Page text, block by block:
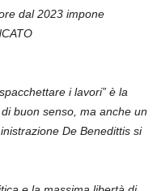
dal 2023 impone
i lavori” è la
buon senso, ma anche un
De Benedittis si